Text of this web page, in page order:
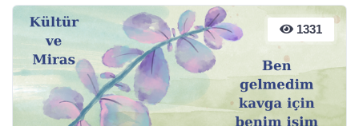
1331